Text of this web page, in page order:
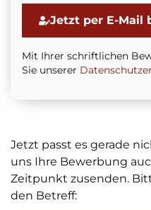
Jetzt per E-Mail
Mit Ihrer schriftlichen
Sie unserer
Jetzt passt es gerade
uns Ihre Bewerbung
Zeitpunkt zusenden.
den Betreff: